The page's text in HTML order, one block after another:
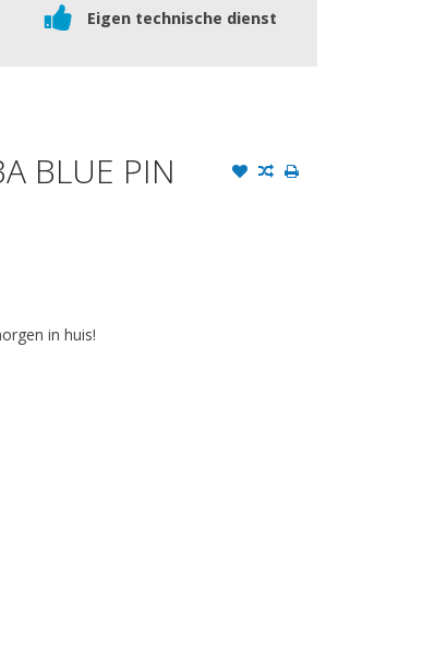
Eigen technische dienst
BLUE PIN
in huis!